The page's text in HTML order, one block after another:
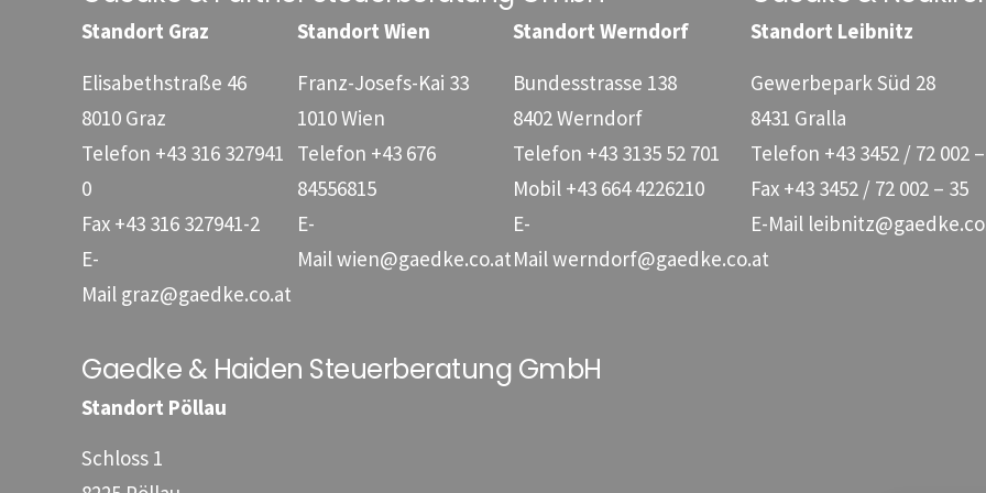
Standort Graz
Elisabethstraße 46
8010 Graz
Telefon +43 316 327941
0
Fax +43 316 327941-2
E-
Mail graz@gaedke.co.at
Standort Wien
Franz-Josefs-Kai 33
1010 Wien
Telefon +43 676
84556815
E-
Mail wien@gaedke.co.at
Standort Werndorf
Bundesstrasse 138
8402 Werndorf
Telefon +43 3135 52 701
Mobil +43 664 4226210
E-
Mail werndorf@gaedke.co.at
Standort Leibnitz
Gewerbepark Süd 28
8431 Gralla
Telefon +43 3452 / 72 002
Fax +43 3452 / 72 002 – 35
E-Mail
Gaedke & Haiden Steuerberatung GmbH
Standort Pöllau
Schloss 1